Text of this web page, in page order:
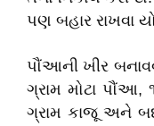
પણ બહાર રાખવા
પૌંઆની ખીર
ગ્રામ મોટા પૌંઆ,
ગ્રામ કાજૂ અને